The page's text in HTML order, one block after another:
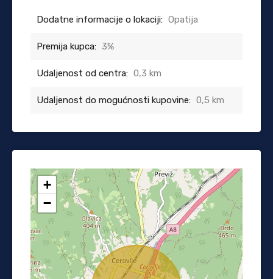
Dodatne informacije o lokaciji: Opatija
Premija kupca: 3%
Udaljenost od centra: 0,3 km
Udaljenost do mogućnosti kupovine: 0,5 km
+
−